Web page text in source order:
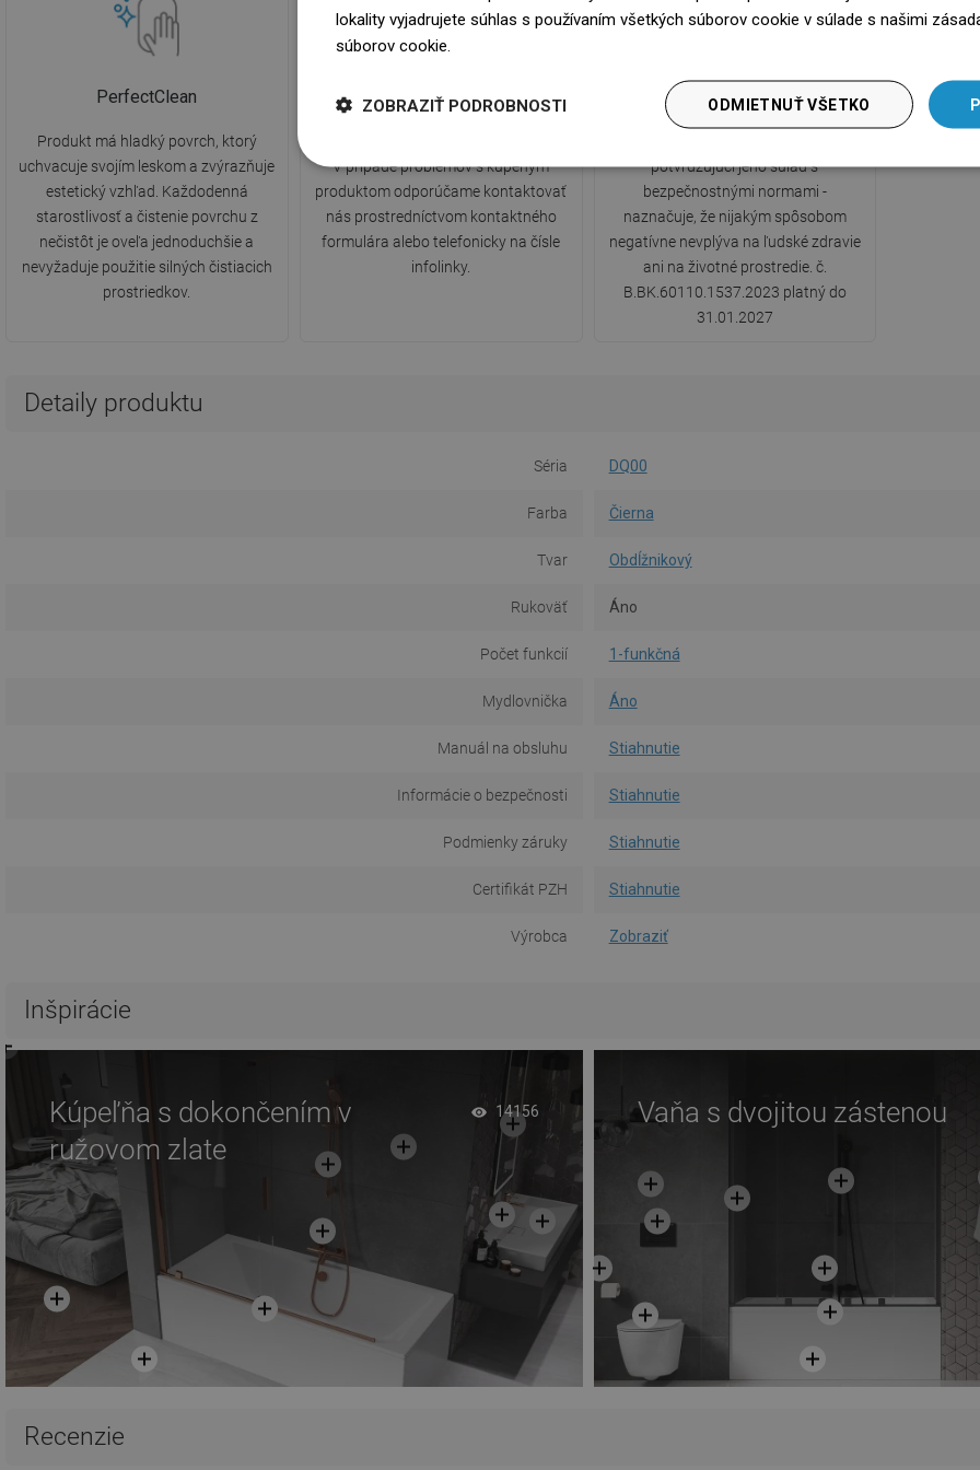
PerfectClean
Produkt má hladký povrch, ktorý
uchvacuje svojím leskom a zvýrazňuje
estetický vzhľad. Každodenná
starostlivosť a čistenie povrchu z
nečistôt je oveľa jednoduchšie a
nevyžaduje použitie silných čistiacich
prostriedkov.
2 roky záruky
V prípade problémov s kúpeným
produktom odporúčame kontaktovať
nás prostredníctvom kontaktného
formulára alebo telefonicky na čísle
infolinky.
Certifikát hygieny PZH
potvrdzujúci jeho súlad s
bezpečnostnými normami -
naznačuje, že nijakým spôsobom
negatívne nevplýva na ľudské zdravie
ani na životné prostredie. č.
B.BK.60110.1537.2023 platný do
31.01.2027
Detaily produktu
Séria DQ00
Farba Čierna
Tvar Obdĺžnikový
Rukoväť Áno
Počet funkcií 1-funkčná
Mydlovnička Áno
Manuál na obsluhu Stiahnutie
Informácie o bezpečnosti Stiahnutie
Podmienky záruky Stiahnutie
Certifikát PZH Stiahnutie
Výrobca Zobraziť
Inšpirácie
Kúpeľňa s dokončením v
ružovom zlate
14156 Vaňa s dvojitou zástenou
Recenzie
lokality vyjadrujete súhlas s používaním všetkých súborov cookie v súlade s našimi
súborov cookie.
ODMIETNUŤ VŠETKO
ZOBRAZIŤ PODROBNOSTI